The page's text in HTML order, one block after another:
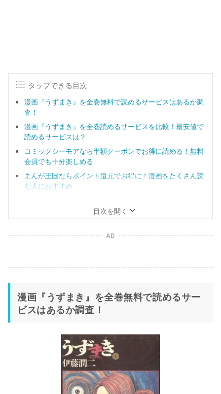
タップできる目次
漫画『うずまき』を全巻無料で読めるサービスはあるか調
査！
漫画『うずまき』を全巻読めるサービスを比較！最安値で
読めるサービスは？
コミックシーモアなら半額クーポンでお得に読める！無料
会員でも十分楽しめる
まんが王国ならポイント還元でお得に！漫画をたくさん読
む人におすすめ
目次を開く
AD
漫画『うずまき』を全巻無料で読めるサー
ビスはあるか調査！